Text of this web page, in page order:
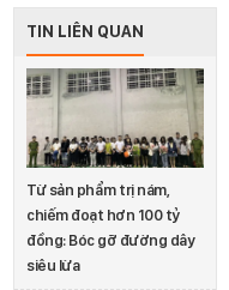
TIN LIÊN QUAN
Từ sản phẩm trị nám,
chiếm đoạt hơn 100 tỷ
đồng: Bóc gỡ đường dây
siêu lừa